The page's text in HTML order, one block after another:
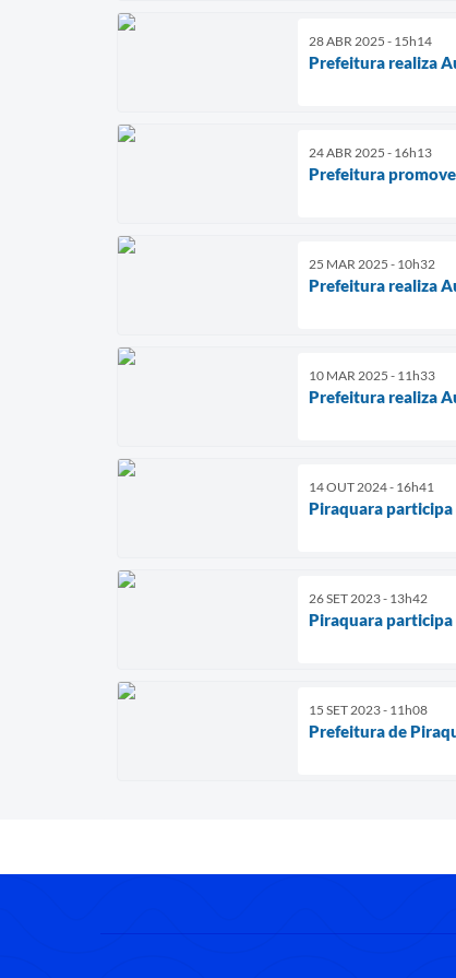
28 ABR 2025 - 15h14
Prefeitura realiza
24 ABR 2025 - 16h13
Prefeitura
25 MAR 2025 - 10h32
Prefeitura realiza
10 MAR 2025 - 11h33
Prefeitura realiza
14 OUT 2024 - 16h41
Piraquara participa
26 SET 2023 - 13h42
Piraquara participa
15 SET 2023 - 11h08
Prefeitura de